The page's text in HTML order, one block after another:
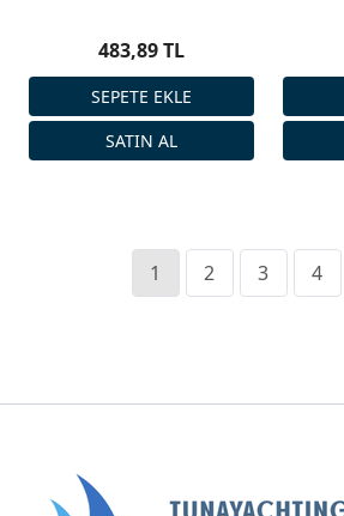
483,89 TL
1 2 3 4